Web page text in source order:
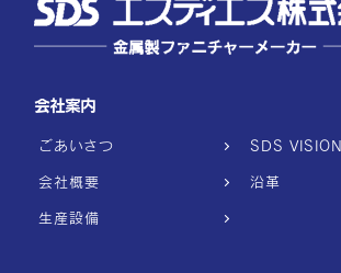
会社案内
ごあいさつ SDS VISION
会社概要 沿革
生産設備